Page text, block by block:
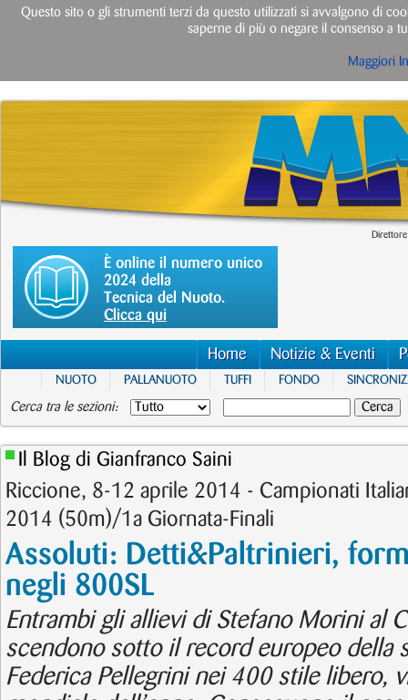
È online il numero unico
2024 della
Tecnica del Nuoto.
Clicca qui
Home Notizie & Eventi
NUOTO PALLANUOTO TUFFI FONDO
Cerca tra le sezioni:
Il Blog di Gianfranco Saini
Riccione, 8-12 aprile 2014 - Campionati
2014 (50m)/1a Giornata-Finali
Assoluti: Detti&Paltrinieri,
negli 800SL
Entrambi gli allievi di Stefano Morini al
scendono sotto il record europeo della
Federica Pellegrini nei 400 stile libero,
Questo sito o gli strumenti terzi da questo utilizzati si avvalgono di
saperne di più o negare il consenso a
Maggiori